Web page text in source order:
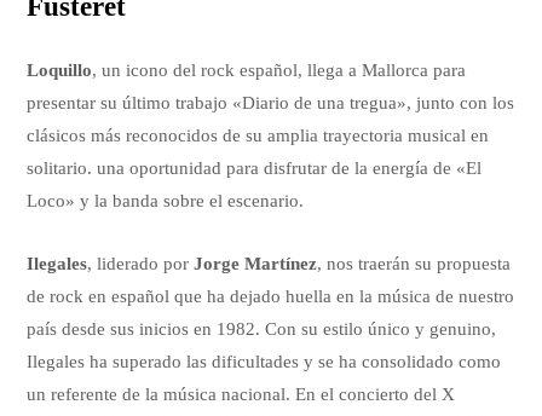
Fusteret
Loquillo, un icono del rock español, llega a Mallorca para
presentar su último trabajo «Diario de una tregua», junto con los
clásicos más reconocidos de su amplia trayectoria musical en
solitario. una oportunidad para disfrutar de la energía de «El
Loco» y la banda sobre el escenario.
Ilegales, liderado porJorge Martínez, nos traerán su propuesta
de rock en español que ha dejado huella en la música de nuestro
país desde sus inicios en 1982. Con su estilo único y genuino,
Ilegales ha superado las dificultades y se ha consolidado como
un referente de la música nacional. En el concierto del X